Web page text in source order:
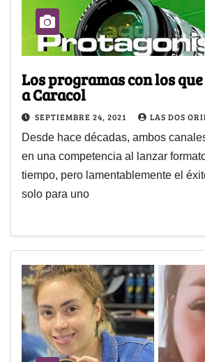
Los programas con los
a Caracol
SEPTIEMBRE 24, 2021 LAS DOS
Desde hace décadas, ambos
en una competencia al lanzar
tiempo, pero lamentablemente el
solo para uno